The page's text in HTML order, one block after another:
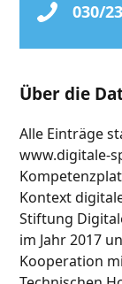
030/
Über die
Alle Einträge
www.digitale-
Kontext
Stiftung
im Jahr 2017
Kooperation